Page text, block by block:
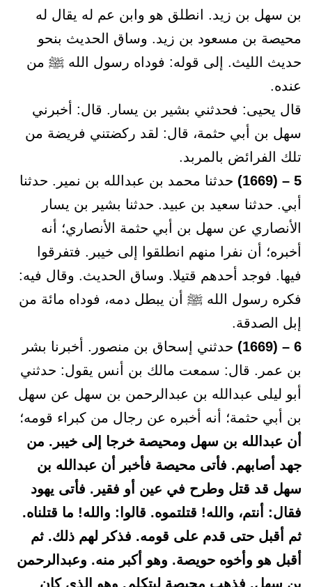
بن سهل بن زيد. انطلق هو وابن عم له يقال له
محيصة بن مسعود بن زيد. وساق الحديث بنحو
حديث الليث. إلى قوله: فوداه رسول الله ﷺ من
عنده.
قال يحيى: فحدثني بشير بن يسار. قال: أخبرني
سهل بن أبي حثمة، قال: لقد ركضتني فريضة من
تلك الفرائض بالمربد.
5 – (1669)
حدثنا محمد بن عبدالله بن نمير. حدثنا
أبي. حدثنا سعيد بن عبيد. حدثنا بشير بن يسار
الأنصاري عن سهل بن أبي حثمة الأنصاري؛ أنه
أخبره؛ أن نفرا منهم انطلقوا إلى خيبر. فتفرقوا
فيها. فوجد أحدهم قتيلا. وساق الحديث. وقال فيه:
فكره رسول الله ﷺ أن يبطل دمه، فوداه مائة من
إبل الصدقة.
6 – (1669)
حدثني إسحاق بن منصور. أخبرنا بشر
بن عمر. قال: سمعت مالك بن أنس يقول: حدثني
أبو ليلى عبدالله بن عبدالرحمن بن سهل عن سهل
بن أبي حثمة؛ أنه أخبره عن رجال من كبراء قومه؛
أن عبدالله بن سهل ومحيصة خرجا إلى خيبر. من
جهد أصابهم. فأتى محيصة فأخبر أن عبدالله بن
سهل قد قتل وطرح في عين أو فقير. فأتى يهود
فقال: أنتم، والله! قتلتموه. قالوا: والله! ما قتلناه.
ثم أقبل حتى قدم على قومه. فذكر لهم ذلك. ثم
أقبل هو وأخوه حويصة. وهو أكبر منه. وعبدالرحمن
بن سهل. فذهب محيصة ليتكلم. وهو الذي كان